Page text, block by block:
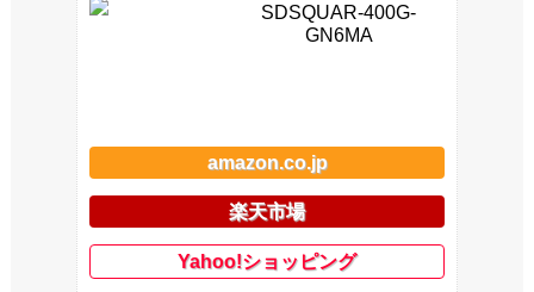
SDSQUAR-400G-
GN6MA
amazon.co.jp
楽天市場
Yahoo!ショッピング